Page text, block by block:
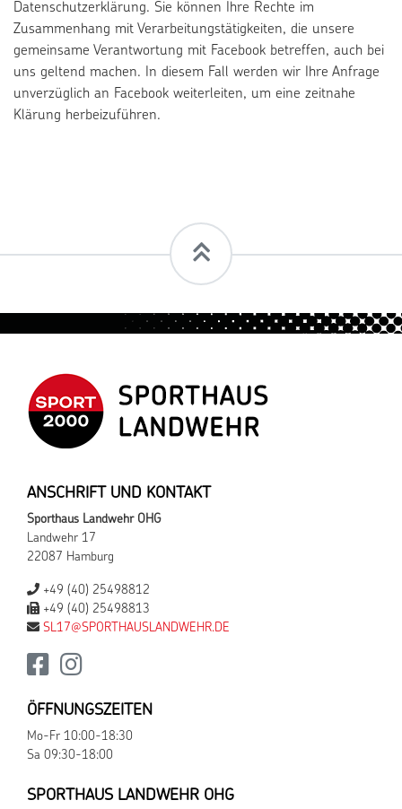
Datenschutzerklärung. Sie können Ihre Rechte im
Zusammenhang mit Verarbeitungstätigkeiten, die unsere
gemeinsame Verantwortung mit Facebook betreffen, auch bei
uns geltend machen. In diesem Fall werden wir Ihre Anfrage
unverzüglich an Facebook weiterleiten, um eine zeitnahe
Klärung herbeizuführen.
ANSCHRIFT UND KONTAKT
Sporthaus Landwehr OHG
Landwehr 17
22087 Hamburg
+49 (40) 25498812
+49 (40) 25498813
SL17@SPORTHAUSLANDWEHR.DE
ÖFFNUNGSZEITEN
Mo-Fr 10:00-18:30
Sa 09:30-18:00
SPORTHAUS LANDWEHR OHG